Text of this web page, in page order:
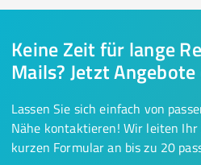
Keine Zeit für lange
Mails? Jetzt
Lassen Sie sich einfach von
Nähe kontaktieren! Wir leiten Ihr
kurzen Formular an bis zu 20